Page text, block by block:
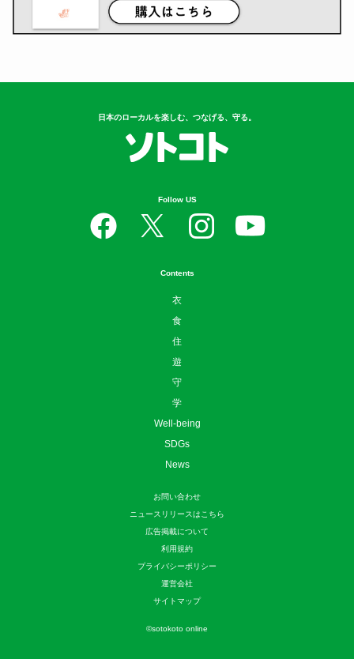
日本のローカルを楽しむ、つなげる、守る。
Follow US
Contents
衣
食
住
遊
守
学
Well-being
SDGs
News
お問い合わせ
ニュースリリースはこちら
広告掲載について
利用規約
プライバシーポリシー
運営会社
サイトマップ
©sotokoto online